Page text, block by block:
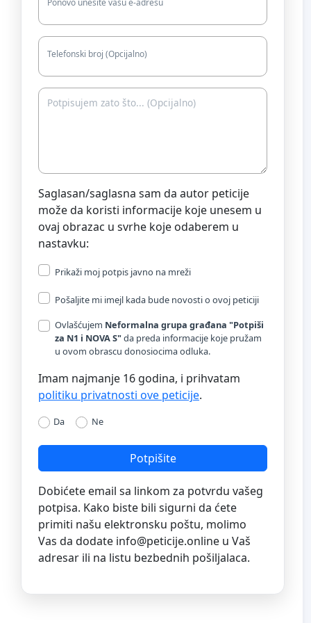
Telefonski broj (Opcijalno)
Saglasan/saglasna sam da autor peticije
može da koristi informacije koje unesem u
ovaj obrazac u svrhe koje odaberem u
nastavku:
Prikaži moj potpis javno na mreži
Pošaljite mi imejl kada bude novosti o ovoj peticiji
Ovlašćujem Neformalna grupa građana "Potpiši
za N1 i NOVA S"da preda informacije koje pružam
u ovom obrascu donosiocima odluka.
Imam najmanje 16 godina, i prihvatam
politiku privatnosti ove peticije.
Da Ne
Potpišite
Dobićete email sa linkom za potvrdu vašeg
potpisa. Kako biste bili sigurni da ćete
primiti našu elektronsku poštu, molimo
Vas da dodate info@peticije.online u Vaš
adresar ili na listu bezbednih pošiljalaca.